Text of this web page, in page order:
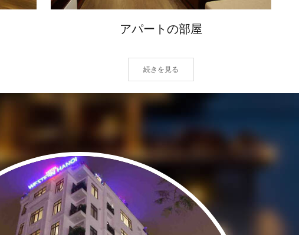
アパートの部屋
続きを見る